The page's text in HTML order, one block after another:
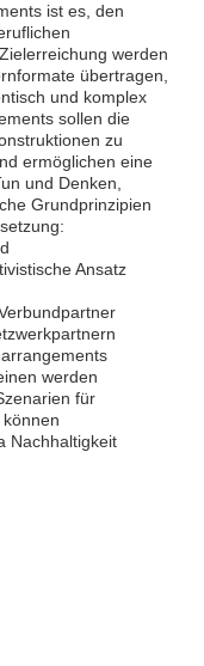
ist es, den
werden
übertragen,
und komplex
sollen die
zu
ermöglichen eine
und Denken,
Grundprinzipien
Ansatz
werden
für
Nachhaltigkeit